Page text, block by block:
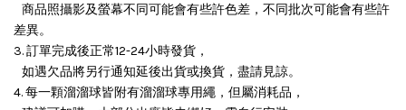
商品照攝影及螢幕不同可能會有些許色差，不同批次可能會有些許
差異。
3. 訂單完成後正常12-24小時發貨，
如遇欠品將另行通知延後出貨或換貨，盡請見諒。
4. 每一顆溜溜球皆附有溜溜球專用繩，但屬消耗品，